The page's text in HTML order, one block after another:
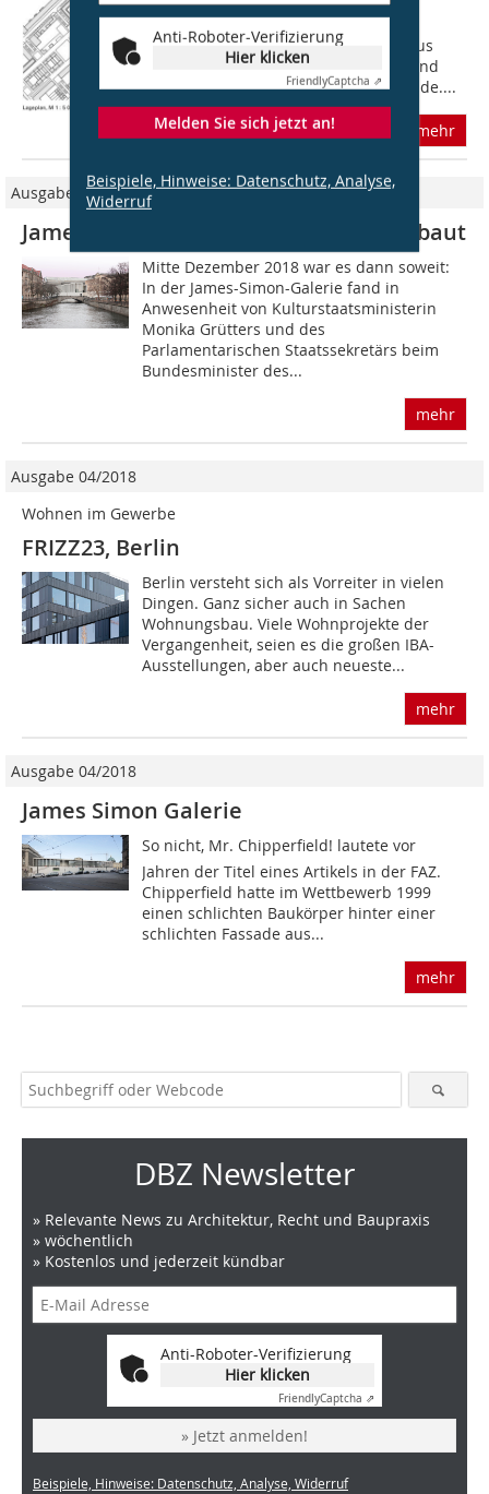
Anti-Roboter-Verifizierung
Hier klicken
FriendlyCaptcha ⇗
Melden Sie sich jetzt an!
Beispiele, Hinweise: Datenschutz, Analyse,
Widerruf
Als in seinem Kölner Stadtteil Sülz ein
Wettbewerb für lokale Baugruppen
ausgelobt wurde, ergriff Architekt Klaus
Zeller mit vier Freunden die Chance und
gründete die Baugruppe Sülzer Freunde....
mehr
Ausgabe 02/2019
James Simon Galerie, Berlin, fertig gebaut
Mitte Dezember 2018 war es dann soweit:
In der James-Simon-Galerie fand in
Anwesenheit von Kulturstaatsministerin
Monika Grütters und des
Parlamentarischen Staatssekretärs beim
Bundesminister des...
mehr
Ausgabe 04/2018
Wohnen im Gewerbe
FRIZZ23, Berlin
Berlin versteht sich als Vorreiter in vielen
Dingen. Ganz sicher auch in Sachen
Wohnungsbau. Viele Wohnprojekte der
Vergangenheit, seien es die großen IBA-
Ausstellun­gen, aber auch neueste...
mehr
Ausgabe 04/2018
James Simon Galerie
So nicht, Mr. Chipperfield! lautete vor
Jahren der Titel eines Artikels in der FAZ.
Chipperfield hatte im Wettbewerb 1999
einen schlichten Baukörper hinter einer
schlichten Fassade aus...
mehr
DBZ Newsletter
» Relevante News zu Architektur, Recht und Baupraxis
» wöchentlich
» Kostenlos und jederzeit kündbar
Anti-Roboter-Verifizierung
Hier klicken
FriendlyCaptcha ⇗
» Jetzt anmelden!
Beispiele, Hinweise: Datenschutz, Analyse, Widerruf